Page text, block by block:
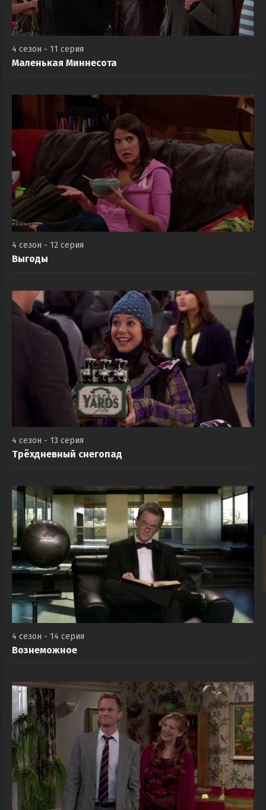
4 сезон - 11 серия
Маленькая Миннесота
4 сезон - 12 серия
Выгоды
4 сезон - 13 серия
Трёхдневный снегопад
4 сезон - 14 серия
Вознеможное